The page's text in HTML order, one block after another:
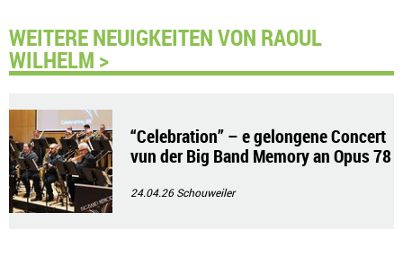
WEITERE NEUIGKEITEN VON RAOUL
WILHELM >
“Celebration” – e gelongene Concert
vun der Big Band Memory an Opus 78
24.04.26Schouweiler